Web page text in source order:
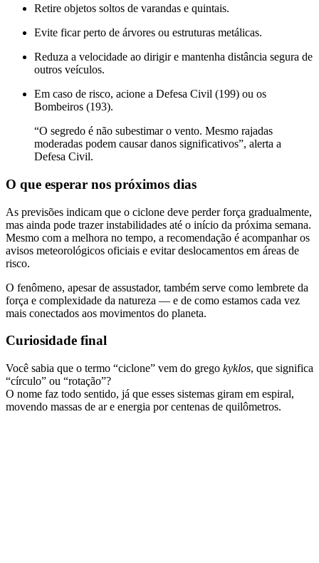
Retire objetos soltos de varandas e quintais.
Evite ficar perto de árvores ou estruturas metálicas.
Reduza a velocidade ao dirigir e mantenha distância segura de
outros veículos.
Em caso de risco, acione a Defesa Civil (199) ou os
Bombeiros (193).
“O segredo é não subestimar o vento. Mesmo rajadas
moderadas podem causar danos significativos”, alerta a
Defesa Civil.
O que esperar nos próximos dias
As previsões indicam que o ciclone deve perder força gradualmente,
mas ainda pode trazer instabilidades até o início da próxima semana.
Mesmo com a melhora no tempo, a recomendação é acompanhar os
avisos meteorológicos oficiais e evitar deslocamentos em áreas de
risco.
O fenômeno, apesar de assustador, também serve como lembrete da
força e complexidade da natureza — e de como estamos cada vez
mais conectados aos movimentos do planeta.
Curiosidade final
Você sabia que o termo “ciclone” vem do grego kyklos, que significa
“círculo” ou “rotação”?
O nome faz todo sentido, já que esses sistemas giram em espiral,
movendo massas de ar e energia por centenas de quilômetros.